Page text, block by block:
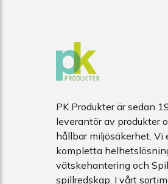
PK Produkter är sedan
leverantör av produkter
hållbar miljösäkerhet. Vi
kompletta
vätskehantering och
spillredskap. I vårt